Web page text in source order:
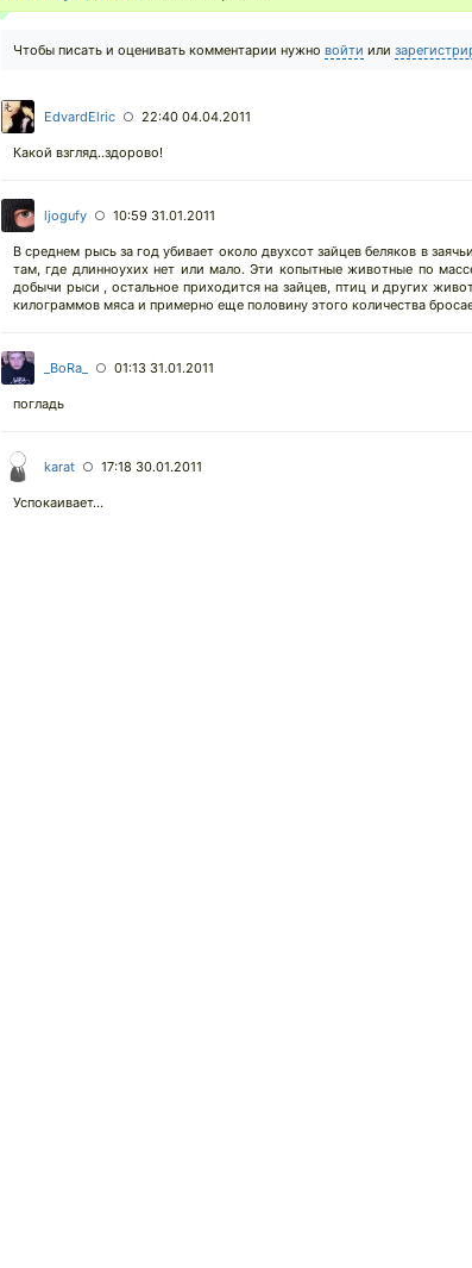
Чтобы писать и оценивать комментарии нужно войти или
EdvardElric ○ 22:40 04.04.2011
Какой взгляд..здорово!
ljogufy ○ 10:59 31.01.2011
В среднем рысь за год убивает около двухсот зайцев беляков в
там, где длинноухих нет или мало. Эти копытные животные по
добычи рыси , остальное приходится на зайцев, птиц и других
килограммов мяса и примерно еще половину этого количества
_BoRa_ ○ 01:13 31.01.2011
погладь
kаrat ○ 17:18 30.01.2011
Успокаивает...